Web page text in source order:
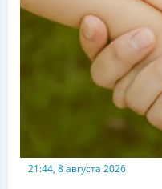
21:44, 8 августа 2026